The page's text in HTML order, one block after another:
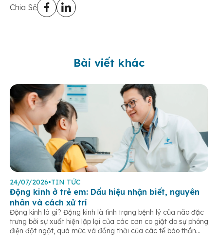
Chia Sẻ
Bài viết khác
24/07/2026•TIN TỨC
Động kinh ở trẻ em: Dấu hiệu nhận biết, nguyên
nhân và cách xử trí
Động kinh là gì? Động kinh là tình trạng bệnh lý của não đặc
trưng bởi sự xuất hiện lặp lại của các cơn co giật do sự phóng
điện đột ngột, quá mức và đồng thời của các tế bào thần